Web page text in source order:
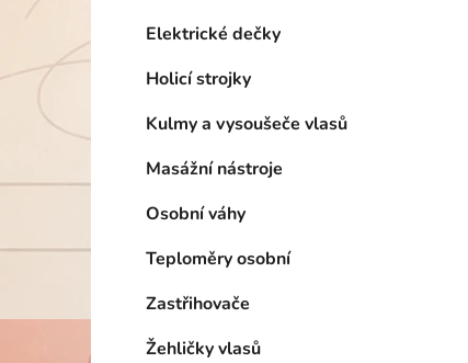
Elektrické dečky
Holicí strojky
Kulmy a vysoušeče vlasů
Masážní nástroje
Osobní váhy
Teploměry osobní
Zastřihovače
Žehličky vlasů